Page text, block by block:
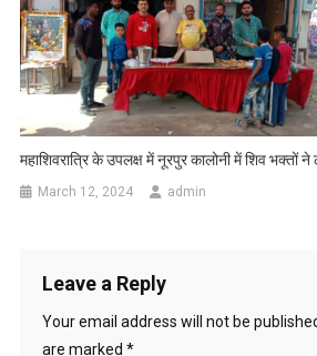
महाशिवरात्रि के उपलक्ष में नूरपुर कालोनी में शिव भक्तों ने
March 12, 2024 admin
Leave a Reply
Your email address will not be
are marked *